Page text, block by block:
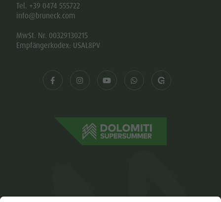
Tel. +39 0474 555722
info@bruneck.com
MwSt. Nr. 00329130215
Empfängerkodex: USAL8PV